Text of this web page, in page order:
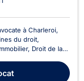
à Charleroi,
du droit,
Droit de la
approche
à fou...